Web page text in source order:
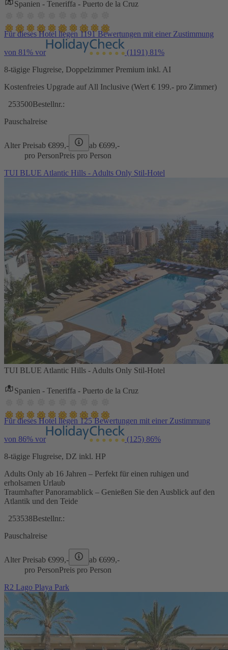
Spanien - Teneriffa - Puerto de la Cruz
Für dieses Hotel liegen 1191 Bewertungen mit einer Zustimmung
von 81% vor (1191) 81%
8-tägige Flugreise, Doppelzimmer Premium inkl. AI
Kostenfreies Upgrade auf All Inclusive (Wert € 199.- pro Zimmer)
253500Bestellnr.:
Pauschalreise
Alter Preisab €899,- ab €699,-
pro PersonPreis pro Person
TUI BLUE Atlantic Hills - Adults Only Stil-Hotel
TUI BLUE Atlantic Hills - Adults Only Stil-Hotel
Spanien - Teneriffa - Puerto de la Cruz
Für dieses Hotel liegen 125 Bewertungen mit einer Zustimmung
von 86% vor (125) 86%
8-tägige Flugreise, DZ inkl. HP
Adults Only ab 16 Jahren – Perfekt für einen ruhigen und
erholsamen Urlaub
Traumhafter Panoramablick – Genießen Sie den Ausblick auf den
Atlantik und den Teide
253538Bestellnr.:
Pauschalreise
Alter Preisab €999,- ab €699,-
pro PersonPreis pro Person
R2 Lago Playa Park